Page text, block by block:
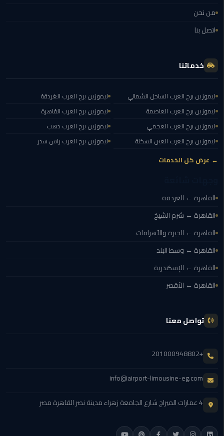
العاصمة
ليموزين
الساخن
ليموزين
مصر
خدمة
VIP
ايجار
مصر
اون
لاين
ليموزين
الشروق
مدينتي
الرحاب
ليموزين
الخامس
ليموزين
من نحن
اتصل بنا
خدماتنا
ليموزين برج العرب الساحل الشمالي
ليموزين برج العرب العاصمة
ليموزين برج العرب العجمي
ليموزين برج العرب العين السخنة
ليموزين برج العرب الغردقة
ليموزين برج العرب القاهرة
ليموزين برج العرب دهب
ليموزين برج العرب راس سدر
← عرض كل الخدمات
القاهرة ← الغردقة
القاهرة ← شرم الشيخ
القاهرة ← الجيزة والأهرامات
القاهرة ← وسط البلد
القاهرة ← الإسكندرية
القاهرة ← الأقصر
تواصل معنا
+201000948802
info@airport-limousine-eg.com
4 عمارات الميراج شارع الجامعة زهراء مدينة نصر القاهرة مصر